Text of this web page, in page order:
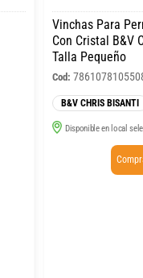
Vinchas Para Perro
Con Cristal B&V
Talla Pequeño
Cod:
B&V CHRIS BISANTI
Disponible en local